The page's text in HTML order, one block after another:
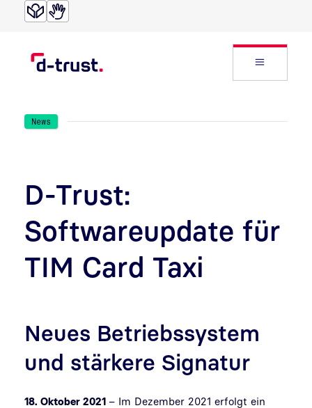
Direkt zur Suche
Direkt zum Inhalt
News
D-Trust:
Softwareupdate für
TIM Card Taxi
Neues Betriebssystem
und stärkere Signatur
18. Oktober 2021 – Im Dezember 2021 erfolgt ein